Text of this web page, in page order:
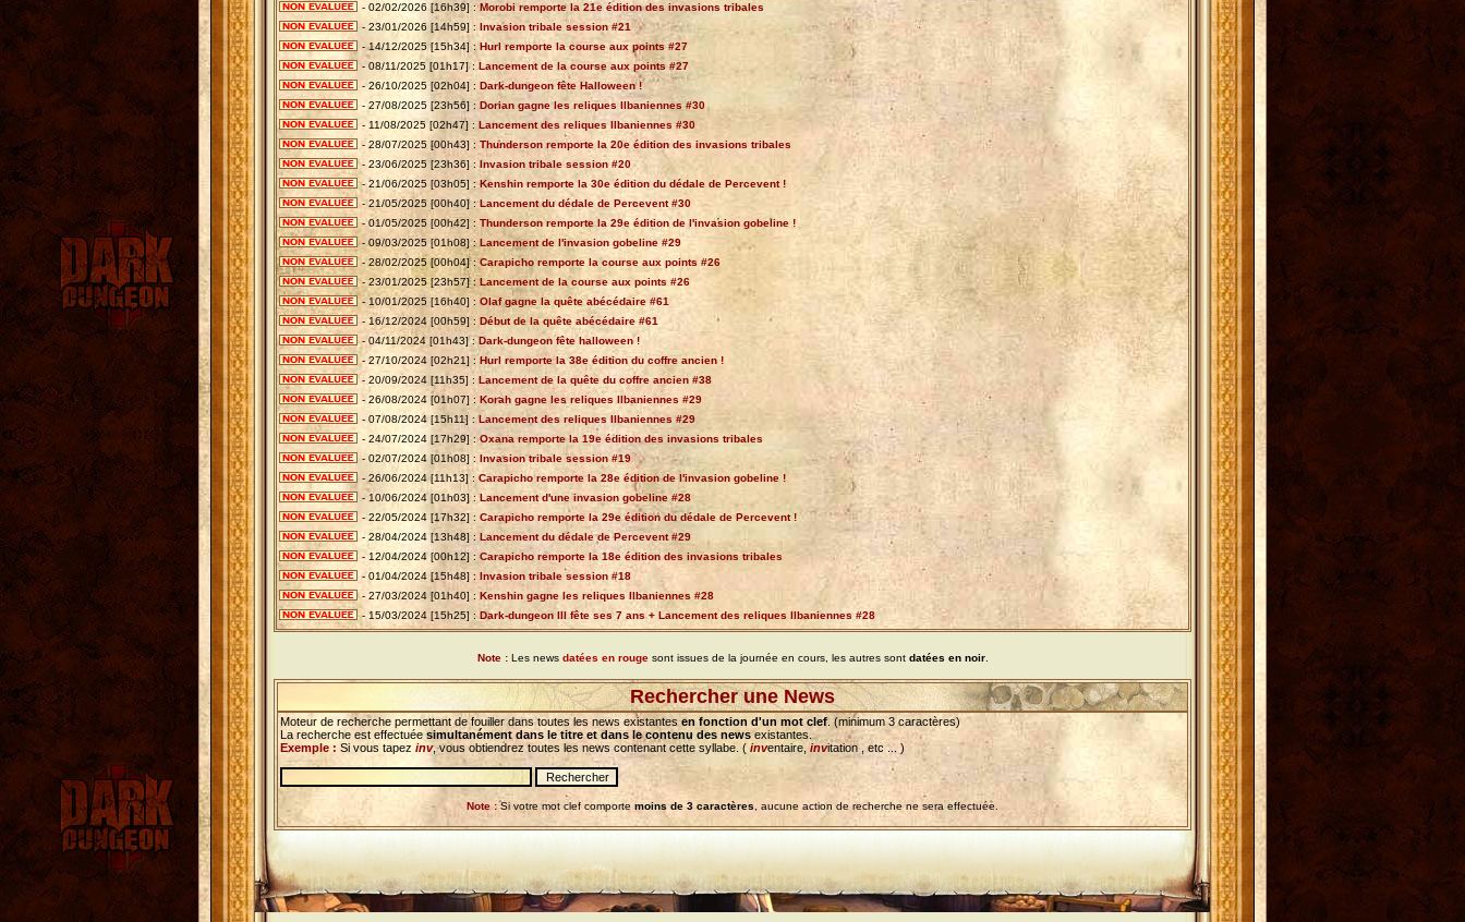
- 02/02/2026 [16h39] :Morobi remporte la 21e édition des invasions tribales
- 23/01/2026 [14h59] : Invasion tribale session #21
- 14/12/2025 [15h34] : Hurl remporte la course aux points #27
- 08/11/2025 [01h17] :Lancement de la course aux points #27
- 26/10/2025 [02h04] : Dark-dungeon fête Halloween !
- 27/08/2025 [23h56] : Dorian gagne les reliques Ilbaniennes #30
- 11/08/2025 [02h47] : Lancement des reliques Ilbaniennes #30
- 28/07/2025 [00h43] : Thunderson remporte la 20e édition des invasions tribales
- 23/06/2025 [23h36] : Invasion tribale session #20
- 21/06/2025 [03h05] :Kenshin remporte la 30e édition du dédale de Percevent !
- 21/05/2025 [00h40] :Lancement du dédale de Percevent #30
- 01/05/2025 [00h42] : Thunderson remporte la 29e édition de l'invasion gobeline !
- 09/03/2025 [01h08] :Lancement de l'invasion gobeline #29
- 28/02/2025 [00h04] :Carapicho remporte la course aux points #26
- 23/01/2025 [23h57] :Lancement de la course aux points #26
- 10/01/2025 [16h40] : Olaf gagne la quête abécédaire #61
- 16/12/2024 [00h59] : Début de la quête abécédaire #61
- 04/11/2024 [01h43] :Dark-dungeon fête halloween !
- 27/10/2024 [02h21] :Hurl remporte la 38e édition du coffre ancien !
- 20/09/2024 [11h35] : Lancement de la quête du coffre ancien #38
- 26/08/2024 [01h07] : Korah gagne les reliques Ilbaniennes #29
- 07/08/2024 [15h11] :Lancement des reliques Ilbaniennes #29
- 24/07/2024 [17h29] :Oxana remporte la 19e édition des invasions tribales
- 02/07/2024 [01h08] : Invasion tribale session #19
- 26/06/2024 [11h13] :Carapicho remporte la 28e édition de l'invasion gobeline !
- 10/06/2024 [01h03] :Lancement d'une invasion gobeline #28
- 22/05/2024 [17h32] : Carapicho remporte la 29e édition du dédale de Percevent !
- 28/04/2024 [13h48] : Lancement du dédale de Percevent #29
- 12/04/2024 [00h12] : Carapicho remporte la 18e édition des invasions tribales
- 01/04/2024 [15h48] : Invasion tribale session #18
- 27/03/2024 [01h40] : Kenshin gagne les reliques Ilbaniennes #28
- 15/03/2024 [15h25] :Dark-dungeon III fête ses 7 ans + Lancement des reliques Ilbaniennes #28
Note :Les news datées en rougesont issues de la journée en cours, les autres sont datées en noir.
Rechercher une News
Moteur de recherche permettant de fouiller dans toutes les news existantesen fonction d'un mot clef. (minimum 3 caractères)
La recherche est effectuée simultanément dans le titre et dans le contenu des news existantes.
Exemple : Si vous tapez inv, vous obtiendrez toutes les news contenant cette syllabe. ( inventaire, invitation , etc ... )
Note :Si votre mot clef comporte moins de 3 caractères , aucune action de recherche ne sera effectuée.